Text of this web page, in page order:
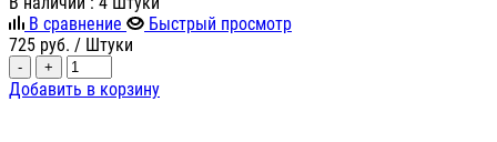
В сравнение
Быстрый просмотр
725 руб. / Штуки
- +
Добавить в корзину